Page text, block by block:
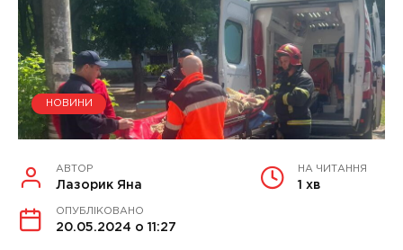
НОВИНИ
АВТОР
Лазорик Яна
НА ЧИТАННЯ
1 хв
ОПУБЛІКОВАНО
20.05.2024 о 11:27